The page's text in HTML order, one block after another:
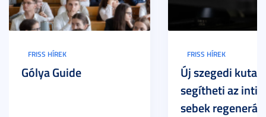
FRISS HÍREK
Gólya Guide
FRISS HÍREK
Új szegedi
segítheti az
sebek